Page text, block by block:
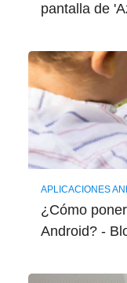
pantalla de
APLICACIONES
¿Cómo
Android? -